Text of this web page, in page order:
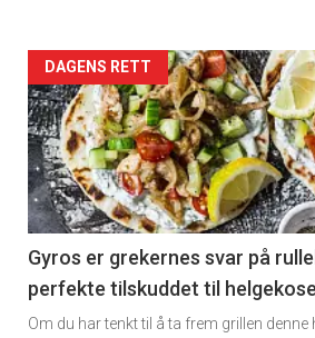
Forsiden
akkurat
nå
-
2
DAGENS RETT
Gyros er grekernes svar på
perfekte tilskuddet til
Om du har tenkt til å ta frem grillen denne